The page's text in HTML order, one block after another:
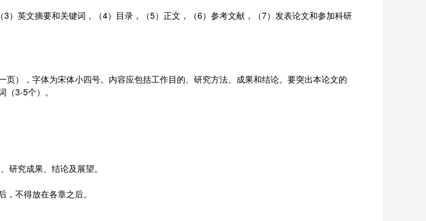
英文摘要和关键词，（4）目录，（5）正文，（6）参考文献，（7）发表论文和参加科研
），字体为宋体小四号。内容应包括工作目的、研究方法、成果和结论。要突出本论文的
3-5个）。
研究成果、结论及展望。
不得放在各章之后。